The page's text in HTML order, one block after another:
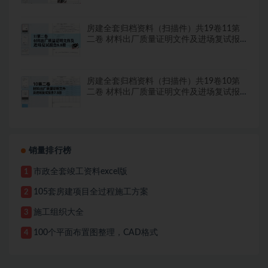
房建全套归档资料（扫描件）共19卷11第
二卷 材料出厂质量证明文件及进场复试报
房建全套归档资料（扫描件）共19卷10第
二卷 材料出厂质量证明文件及进场复试报
销量排行榜
1 市政全套竣工资料excel版
2 105套房建项目全过程施工方案
3 施工组织大全
4 100个平面布置图整理，CAD格式